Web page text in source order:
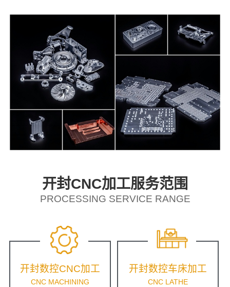
开封CNC加工服务范围
PROCESSING SERVICE RANGE
开封数控CNC加工
CNC MACHINING
开封数控车床加工
CNC LATHE